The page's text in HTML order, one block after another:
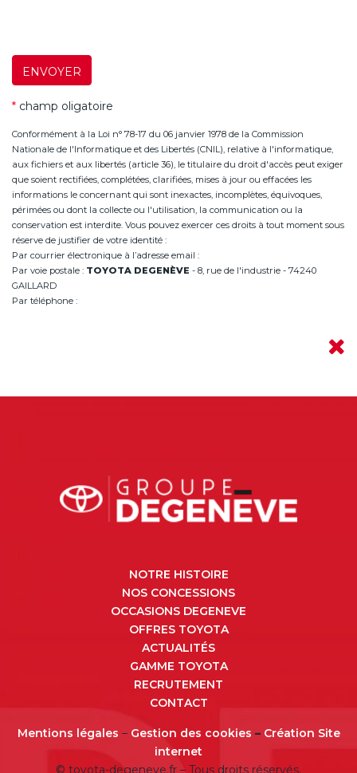
ENVOYER
* champ oligatoire
Conformément à la Loi n° 78-17 du 06 janvier 1978 de la Commission
Nationale de l'Informatique et des Libertés (CNIL), relative à l'informatique,
aux fichiers et aux libertés (article 36), le titulaire du droit d'accès peut exiger
que soient rectifiées, complétées, clarifiées, mises à jour ou effacées les
informations le concernant qui sont inexactes, incomplètes, équivoques,
périmées ou dont la collecte ou l'utilisation, la communication ou la
conservation est interdite. Vous pouvez exercer ces droits à tout moment sous
réserve de justifier de votre identité :
Par courrier électronique à l’adresse email :
Par voie postale : TOYOTA DEGENÈVE - 8, rue de l'industrie - 74240
GAILLARD
Par téléphone :
NOTRE HISTOIRE
NOS CONCESSIONS
OCCASIONS DEGENEVE
OFFRES TOYOTA
ACTUALITÉS
GAMME TOYOTA
RECRUTEMENT
CONTACT
Mentions légales – Gestion des cookies – Création Site
internet
© toyota-degeneve.fr – Tous droits réservés.